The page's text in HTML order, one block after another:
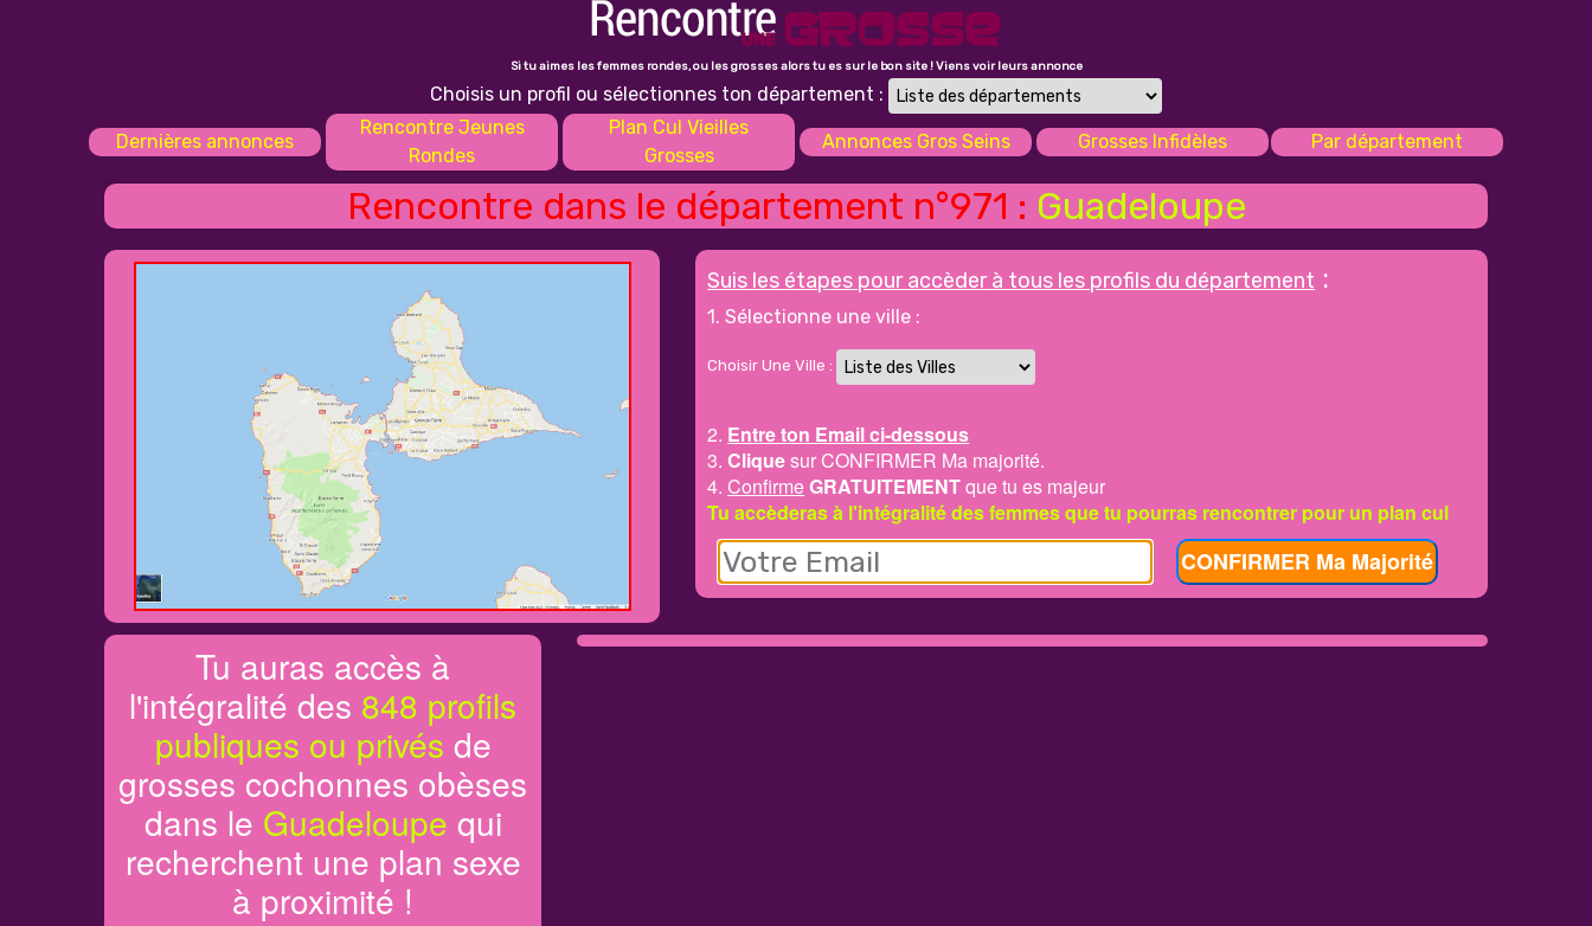
Si tu aimes les femmes rondes, ou les grosses alors tu es sur le bon site ! Viens voir leurs annonce
Choisis un profil ou sélectionnes ton département :
Dernières annonces
Rencontre Jeunes
Rondes
Plan Cul Vieilles
Grosses
Annonces Gros Seins Grosses Infidèles Par département
Rencontre dans le département n°971 : Guadeloupe
Suis les étapes pour accèder à tous les profils du département :
1. Sélectionne une ville :
Choisir Une Ville :
2. Entre ton Email ci-dessous
3.Cliquesur CONFIRMER Ma majorité.
4.ConfirmeGRATUITEMENTque tu es majeur
Tu accèderas à l'intégralité des femmes que tu pourras rencontrer pour un plan cul
CONFIRMER Ma Majorité
Tu auras accès à
l'intégralité des 848 profils
publiques ou privés de
grosses cochonnes obèses
dans le Guadeloupe qui
recherchent une plan sexe
à proximité !